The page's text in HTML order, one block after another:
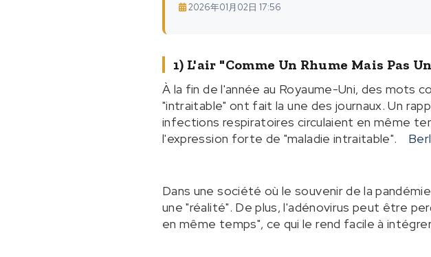
2026年01月02日 17:56
1) L'air "comme Un Rhume Mais Pas
À la fin de l'année au Royaume-Uni, des mots
"intraitable" ont fait la une des journaux. Un
infections respiratoires circulaient en même
l'expression forte de "maladie intraitable".
Dans une société où le souvenir de la
une "réalité". De plus, l'adénovirus peut être
en même temps", ce qui le rend facile à